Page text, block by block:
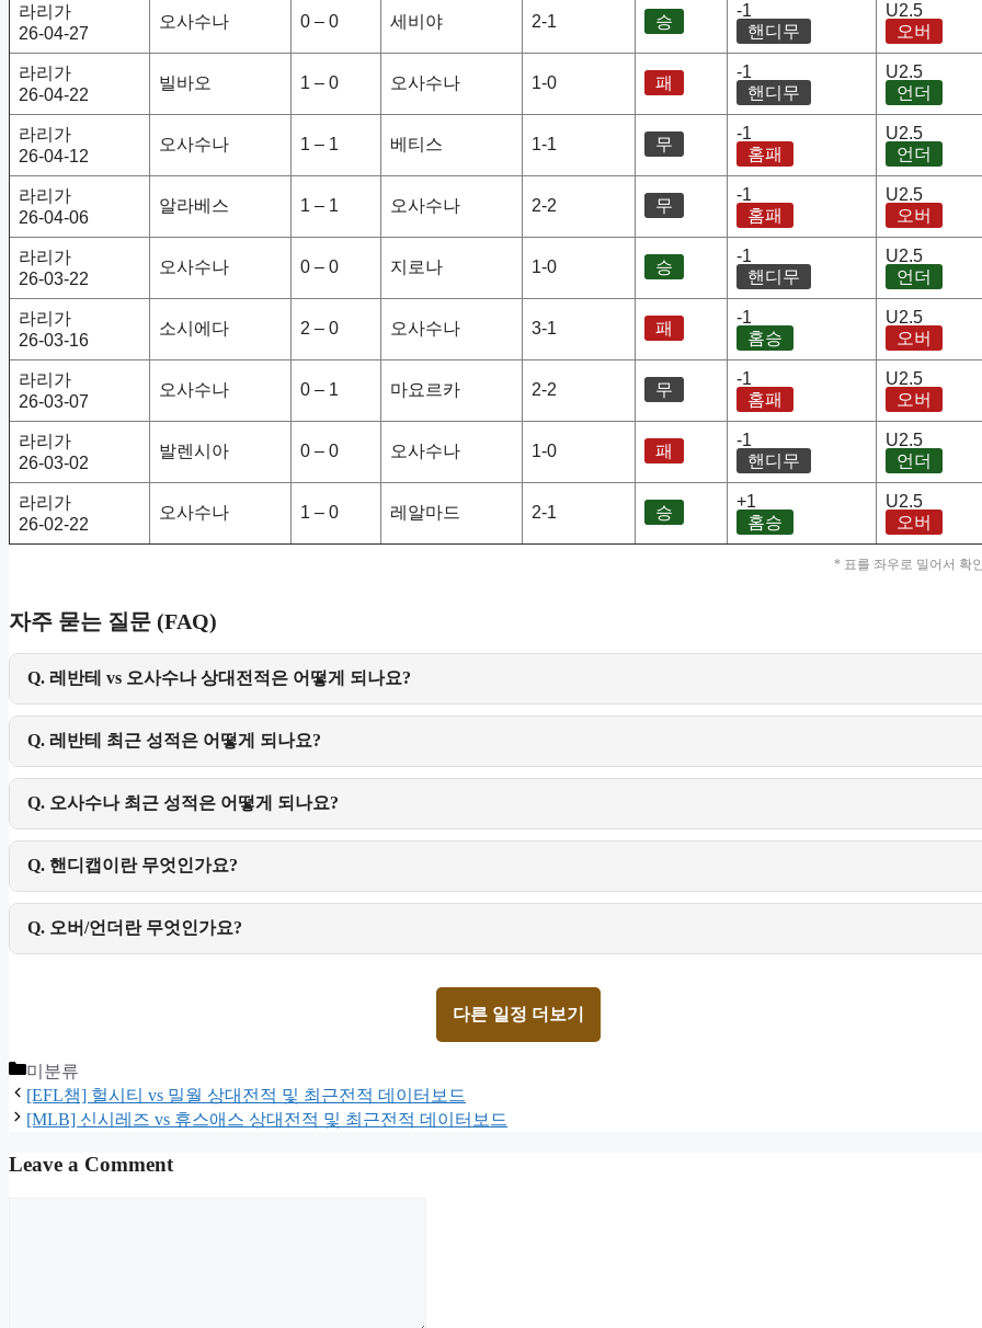
라리가
26-04-27
오사수나 0 – 0 세비야 2-1 승
-1
핸디무
U2.5
오버
라리가
26-04-22
빌바오 1 – 0 오사수나 1-0 패
-1
핸디무
U2.5
언더
라리가
26-04-12
오사수나 1 – 1 베티스 1-1 무
-1
홈패
U2.5
언더
라리가
26-04-06
알라베스 1 – 1 오사수나 2-2 무
-1
홈패
U2.5
오버
라리가
26-03-22
오사수나 0 – 0 지로나 1-0 승
-1
핸디무
U2.5
언더
라리가
26-03-16
소시에다 2 – 0 오사수나 3-1 패
-1
홈승
U2.5
오버
라리가
26-03-07
오사수나 0 – 1 마요르카 2-2 무
-1
홈패
U2.5
오버
라리가
26-03-02
발렌시아 0 – 0 오사수나 1-0 패
-1
핸디무
U2.5
언더
라리가
26-02-22
오사수나 1 – 0 레알마드 2-1 승
+1
홈승
U2.5
오버
* 표를 좌우로 밀어서 확
자주 묻는 질문 (FAQ)
Q. 레반테 vs 오사수나 상대전적은 어떻게 되나요?
Q. 레반테 최근 성적은 어떻게 되나요?
Q. 오사수나 최근 성적은 어떻게 되나요?
Q. 핸디캡이란 무엇인가요?
Q. 오버/언더란 무엇인가요?
다른 일정 더보기
Categories
미분류
[EFL챔] 헐시티 vs 밀월 상대전적 및 최근전적 데이터보드
[MLB] 신시레즈 vs 휴스애스 상대전적 및 최근전적 데이터보드
Leave a Comment